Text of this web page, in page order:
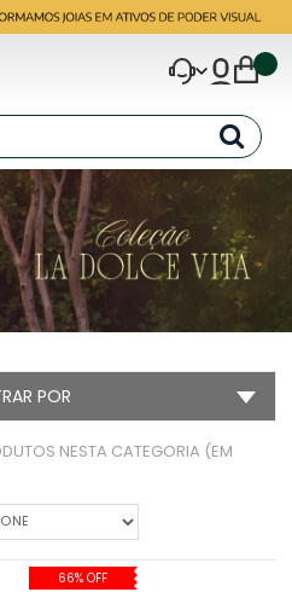
POR
NESTA CATEGORIA (EM
66% OFF